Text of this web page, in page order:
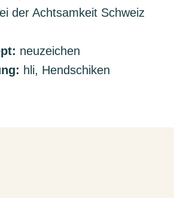
der Achtsamkeit Schweiz
neuzeichen
hli, Hendschiken